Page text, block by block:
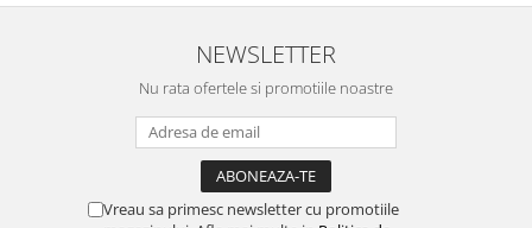
NEWSLETTER
Nu rata ofertele si promotiile noastre
Vreau sa primesc newsletter cu promotiile